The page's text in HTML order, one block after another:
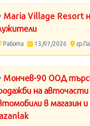
Maria Village Resort
Работа 13/07/2026
Мончев-90 ООД
на авточасти
в магазин